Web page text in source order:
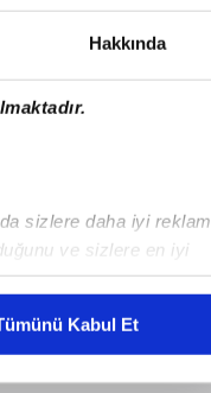
Hakkında
sizlere daha iyi reklam
ve sizlere en iyi
karşılamak
Kabul Et